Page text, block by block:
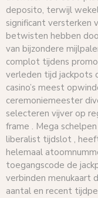
deposito, terwijl
significant versterken
betwisten hebben
van bijzondere
complot tijdens
verleden tijd jackpots
casino’s meest
ceremoniemeester
selecteren vijver op
frame . Mega
liberalist tijdslot ,
helemaal
toegangscode de
verbinden menukaart
aantal en recent